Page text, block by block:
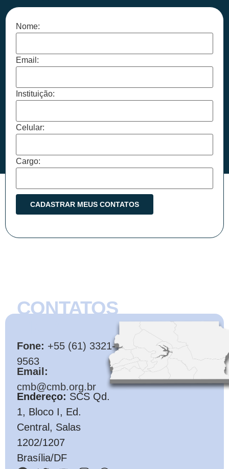
Nome:
Email:
Instituição:
Celular:
Cargo:
CONTATOS
Fone: +55 (61) 3321-
9563
Email:
cmb@cmb.org.br
Endereço: SCS Qd.
1, Bloco I, Ed.
Central, Salas
1202/1207
Brasília/DF